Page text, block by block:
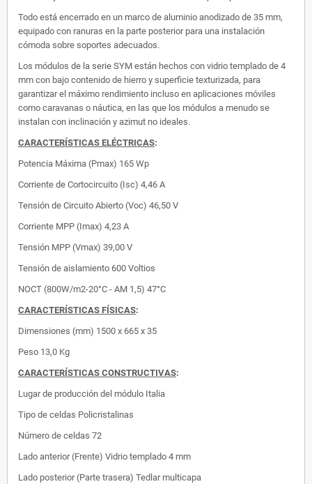
Todo está encerrado en un marco de aluminio anodizado de 35 mm,
equipado con ranuras en la parte posterior para una instalación
cómoda sobre soportes adecuados.
Los módulos de la serie SYM están hechos con vidrio templado de 4
mm con bajo contenido de hierro y superficie texturizada, para
garantizar el máximo rendimiento incluso en aplicaciones móviles
como caravanas o náutica, en las que los módulos a menudo se
instalan con inclinación y azimut no ideales.
CARACTERÍSTICAS ELÉCTRICAS:
Potencia Máxima (Pmax) 165 Wp
Corriente de Cortocircuito (Isc) 4,46 A
Tensión de Circuito Abierto (Voc) 46,50 V
Corriente MPP (Imax) 4,23 A
Tensión MPP (Vmax) 39,00 V
Tensión de aislamiento 600 Voltios
NOCT (800W/m2-20°C - AM 1,5) 47°C
CARACTERÍSTICAS FÍSICAS:
Dimensiones (mm) 1500 x 665 x 35
Peso 13,0 Kg
CARACTERÍSTICAS CONSTRUCTIVAS:
Lugar de producción del módulo Italia
Tipo de celdas Policristalinas
Número de celdas 72
Lado anterior (Frente) Vidrio templado 4 mm
Lado posterior (Parte trasera) Tedlar multicapa